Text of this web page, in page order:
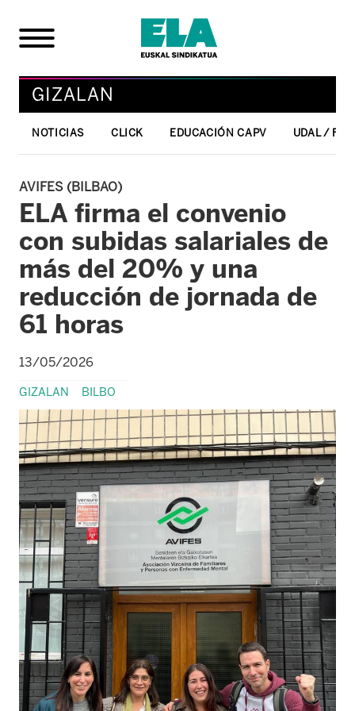
GIZALAN
NOTICIAS CLICK EDUCACIÓN CAPV UDAL /
AVIFES (BILBAO)
ELA firma el convenio
con subidas salariales de
más del 20% y una
reducción de jornada de
61 horas
13/05/2026
GIZALAN BILBO